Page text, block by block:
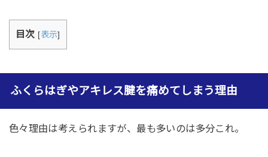
目次 [表示]
ふくらはぎやアキレス腱を痛めてしまう理由
色々理由は考えられますが、最も多いのは多分これ。